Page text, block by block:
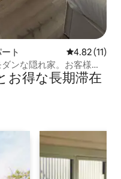
ト レビュー11
4.82 (11)
ンな隠れ家。お客様の
います。
お⁠得⁠な長⁠期⁠滞⁠在